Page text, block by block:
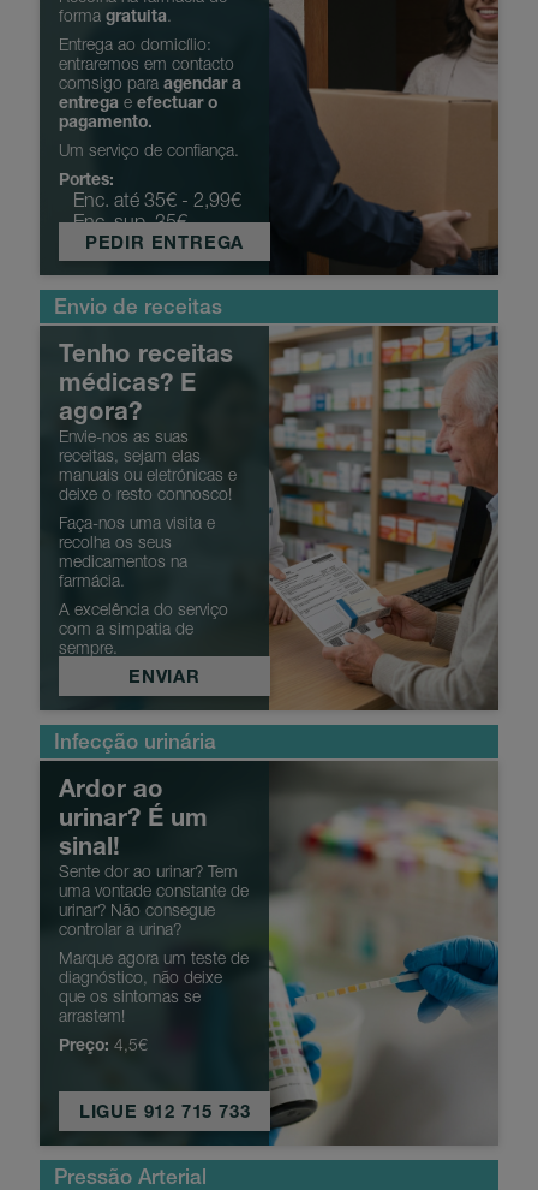
forma gratuita.
Entrega ao domicílio:
entraremos em contacto
comsigo para agendar a
entrega e efectuar o
pagamento.
Um serviço de confiança.
Portes:
Enc. até 35€ - 2,99€
Enc. sup. 35€ -
GrátisPEDIR ENTREGA
Envio de receitas
Tenho receitas
médicas? E
agora?
Envie-nos as suas
receitas, sejam elas
manuais ou eletrónicas e
deixe o resto connosco!
Faça-nos uma visita e
recolha os seus
medicamentos na
farmácia.
A excelência do serviço
com a simpatia de
sempre.
ENVIAR
Infecção urinária
Ardor ao
urinar? É um
sinal!
Sente dor ao urinar? Tem
uma vontade constante de
urinar? Não consegue
controlar a urina?
Marque agora um teste de
diagnóstico, não deixe
que os sintomas se
arrastem!
Preço: 4,5€
LIGUE 912 715 733
Pressão Arterial